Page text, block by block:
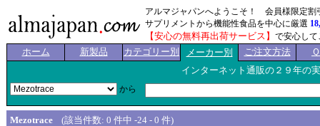
アルマジャパンへようこそ！ 会員様限定割
サプリメントから機能性食品を中心に厳選
【安心の無料再出荷サービス】 で安心し
ホーム 新製品 カテゴリー別 メーカー別 ご注文方法
インターネット通販の２９年の
から
Mezotrace (該当件数: 0 件中 -24 - 0 件)